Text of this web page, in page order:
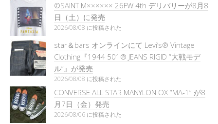
©SAINT M×××××× 26FW 4th デリバリーが8月8
日（土）に発売
2026/08/08 に投稿された
star＆bars オンラインにて Levi’s® Vintage
Clothing『1944 501® JEANS RIGID “大戦モデ
ル”』が発売
2026/08/08 に投稿された
CONVERSE ALL STAR MANYLON OX “MA-1” が8
月7日（金）発売
2026/08/06 に投稿された